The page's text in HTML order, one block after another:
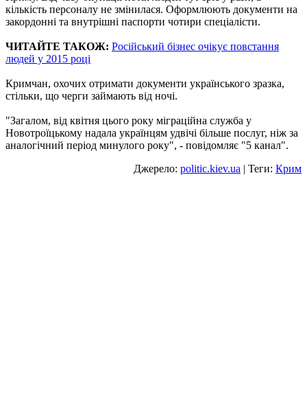
кількість персоналу не змінилася. Оформлюють документи на
закордонні та внутрішні паспорти чотири спеціалісти.
ЧИТАЙТЕ ТАКОЖ: Російський бізнес очікує повстання
людей у 2015 році
Кримчан, охочих отримати документи українського зразка,
стільки, що черги займають від ночі.
"Загалом, від квітня цього року міграційна служба у
Новотроїцькому надала українцям удвічі більше послуг, ніж за
аналогічний період минулого року", - повідомляє "5 канал".
Джерело: politic.kiev.ua | Теги: Крим